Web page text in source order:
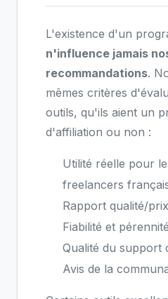
L'existence d'un
n'influence jamais
recommandations.
mêmes critères
outils, qu'ils aient un
d'affiliation ou non :
Utilité réelle pour
freelancers
Rapport qualité/
Fiabilité et
Qualité du support
Avis de la